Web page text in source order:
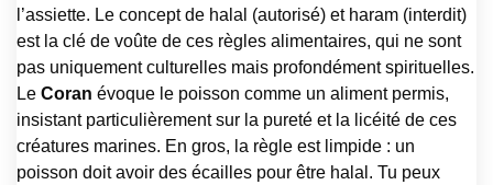
l’assiette. Le concept de halal (autorisé) et haram (interdit)
est la clé de voûte de ces règles alimentaires, qui ne sont
pas uniquement culturelles mais profondément spirituelles.
Le Coran évoque le poisson comme un aliment permis,
insistant particulièrement sur la pureté et la licéité de ces
créatures marines. En gros, la règle est limpide : un
poisson doit avoir des écailles pour être halal. Tu peux